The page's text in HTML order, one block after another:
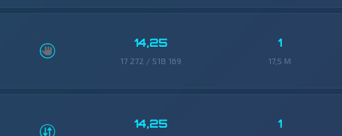
14,25
17 272 / 518 169
1
17,5 M
14,25 1